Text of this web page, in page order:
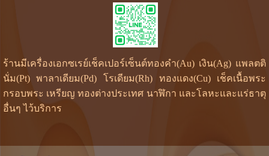
ร้านมีเครื่องเอกซเรย์เช็คเปอร์เซ็นต์ทองคำ(Au) เงิน(Ag) แพลตติ
นั่ม(Pt) พาลาเดียม(Pd) โรเดียม(Rh) ทองแดง(Cu) เช็คเนื้อพระ
กรอบพระ เหรียญ ทองต่างประเทศ นาฬิกา และโลหะและแร่ธาตุ
อื่นๆ ไว้บริการ